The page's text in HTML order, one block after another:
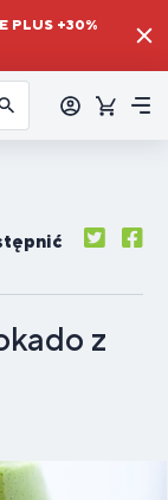
PLUS +30%
się
Koszyk
z